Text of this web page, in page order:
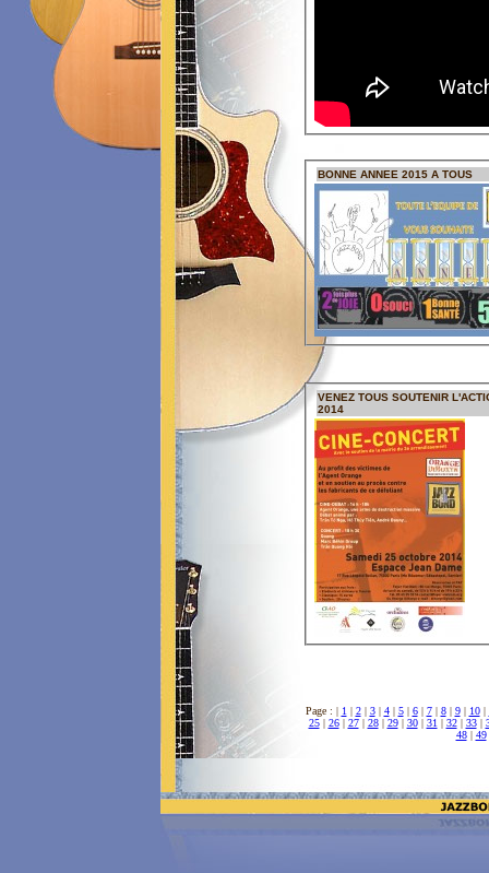
BONNE ANNEE 2015 A TOUS
VENEZ TOUS SOUTENIR
2014
Page : | 1| 2| 3| 4| 5| 6| 7| 8| 9| 10|
25| 26| 27| 28| 29| 30| 31| 32| 33|
48| 49